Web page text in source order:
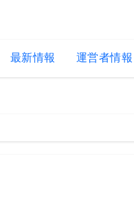
最新情報 運営者情報